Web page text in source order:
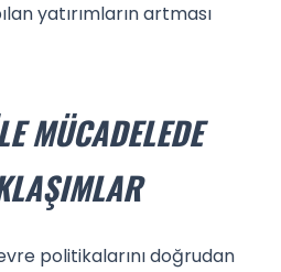
yatırımların artması
MÜCADELEDE
politikalarını doğrudan